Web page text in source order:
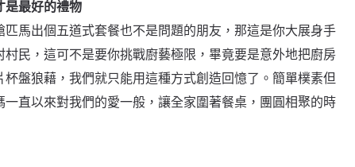
是最好的禮物
馬出個五道式套餐也不是問題的朋友，那這是你大展身手
村民，這可不是要你挑戰廚藝極限，畢竟要是意外地把廚房
盤狼藉，我們就只能用這種方式創造回憶了。簡單樸素但
直以來對我們的愛一般，讓全家圍著餐桌，團圓相聚的時